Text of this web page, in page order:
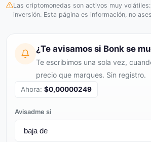
Las criptomonedas son activos muy
inversión. Esta página es información, no
¿Te avisamos si Bonk se
Te escribimos una sola vez,
precio que marques. Sin registro.
Ahora: $0,00000249
Avisadme si